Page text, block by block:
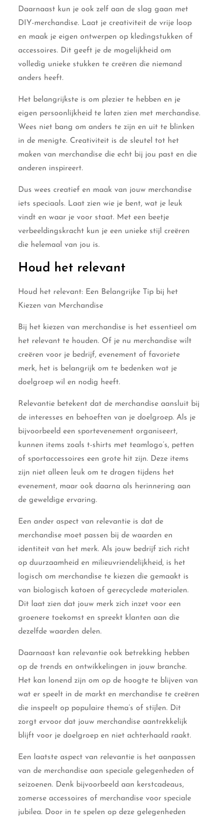
Daarnaast kun je ook zelf aan de slag gaan met
DIY-merchandise. Laat je creativiteit de vrije loop
en maak je eigen ontwerpen op kledingstukken of
accessoires. Dit geeft je de mogelijkheid om
volledig unieke stukken te creëren die niemand
anders heeft.
Het belangrijkste is om plezier te hebben en je
eigen persoonlijkheid te laten zien met merchandise.
Wees niet bang om anders te zijn en uit te blinken
in de menigte. Creativiteit is de sleutel tot het
maken van merchandise die echt bij jou past en die
anderen inspireert.
Dus wees creatief en maak van jouw merchandise
iets speciaals. Laat zien wie je bent, wat je leuk
vindt en waar je voor staat. Met een beetje
verbeeldingskracht kun je een unieke stijl creëren
die helemaal van jou is.
Houd het relevant
Houd het relevant: Een Belangrijke Tip bij het
Kiezen van Merchandise
Bij het kiezen van merchandise is het essentieel om
het relevant te houden. Of je nu merchandise wilt
creëren voor je bedrijf, evenement of favoriete
merk, het is belangrijk om te bedenken wat je
doelgroep wil en nodig heeft.
Relevantie betekent dat de merchandise aansluit bij
de interesses en behoeften van je doelgroep. Als je
bijvoorbeeld een sportevenement organiseert,
kunnen items zoals t-shirts met teamlogo’s, petten
of sportaccessoires een grote hit zijn. Deze items
zijn niet alleen leuk om te dragen tijdens het
evenement, maar ook daarna als herinnering aan
de geweldige ervaring.
Een ander aspect van relevantie is dat de
merchandise moet passen bij de waarden en
identiteit van het merk. Als jouw bedrijf zich richt
op duurzaamheid en milieuvriendelijkheid, is het
logisch om merchandise te kiezen die gemaakt is
van biologisch katoen of gerecyclede materialen.
Dit laat zien dat jouw merk zich inzet voor een
groenere toekomst en spreekt klanten aan die
dezelfde waarden delen.
Daarnaast kan relevantie ook betrekking hebben
op de trends en ontwikkelingen in jouw branche.
Het kan lonend zijn om op de hoogte te blijven van
wat er speelt in de markt en merchandise te creëren
die inspeelt op populaire thema’s of stijlen. Dit
zorgt ervoor dat jouw merchandise aantrekkelijk
blijft voor je doelgroep en niet achterhaald raakt.
Een laatste aspect van relevantie is het aanpassen
van de merchandise aan speciale gelegenheden of
seizoenen. Denk bijvoorbeeld aan kerstcadeaus,
zomerse accessoires of merchandise voor speciale
jubilea. Door in te spelen op deze gelegenheden